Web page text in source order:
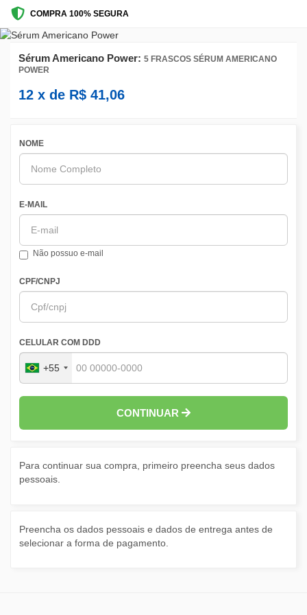
COMPRA 100% SEGURA
Sérum Americano Power: 5 FRASCOS SÉRUM AMERICANO
POWER
12 x de R$ 41,06
NOME
E-MAIL
Não possuo e-mail
CPF/CNPJ
CELULAR COM DDD
+55
CONTINUAR
Para continuar sua compra, primeiro preencha seus dados
pessoais.
Preencha os dados pessoais e dados de entrega antes de
selecionar a forma de pagamento.